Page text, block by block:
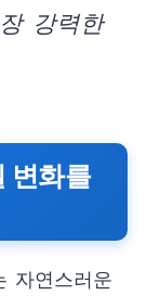
강력한
변화를
자연스러운